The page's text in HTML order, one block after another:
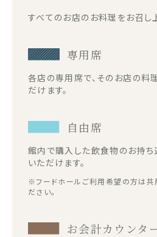
すべてのお店のお料理をお召し
専用席
各店の専用席で、そのお店の料
だけます。
自由席
館内で購入した飲食物のお持ち
いただけます。
※フードホールご利用希望の方は共
ださい。
お会計カウンタ